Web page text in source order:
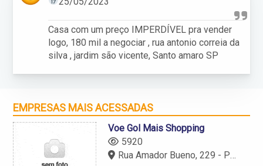
Casa com um preço IMPERDÍVEL pra vender
logo, 180 mil a negociar , rua antonio correia da
silva , jardim são vicente, Santo amaro SP
EMPRESAS MAIS ACESSADAS
Voe Gol Mais Shopping
5920
Rua Amador Bueno, 229 - Piso Térreo - Santo Amaro - São Paulo - SP - 04752-900